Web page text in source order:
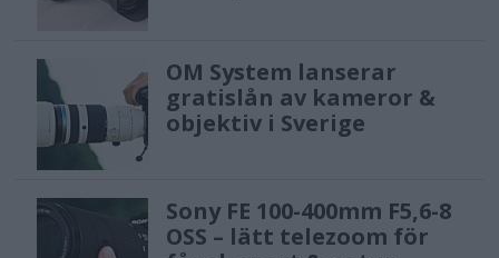
OM System lanserar
gratislån av kameror &
objektiv i Sverige
Sony FE 100-400mm F5,6-8
OSS – lätt telezoom för